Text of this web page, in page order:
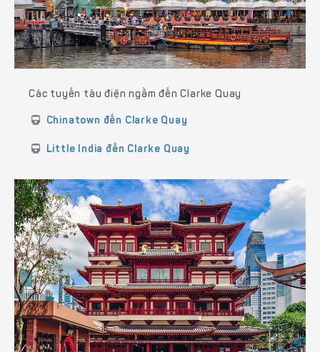
Các tuyến tàu điện ngầm đến Clarke Quay
Chinatown đến Clarke Quay
Little India đến Clarke Quay